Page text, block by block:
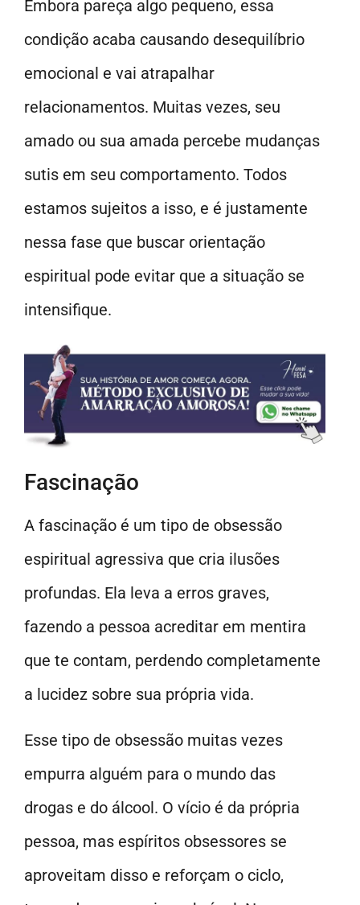
Embora pareça algo pequeno, essa
condição acaba causando desequilíbrio
emocional e vai atrapalhar
relacionamentos. Muitas vezes, seu
amado ou sua amada percebe mudanças
sutis em seu comportamento. Todos
estamos sujeitos a isso, e é justamente
nessa fase que buscar orientação
espiritual pode evitar que a situação se
intensifique.
Fascinação
A fascinação é um tipo de obsessão
espiritual agressiva que cria ilusões
profundas. Ela leva a erros graves,
fazendo a pessoa acreditar em mentira
que te contam, perdendo completamente
a lucidez sobre sua própria vida.
Esse tipo de obsessão muitas vezes
empurra alguém para o mundo das
drogas e do álcool. O vício é da própria
pessoa, mas espíritos obsessores se
aproveitam disso e reforçam o ciclo,